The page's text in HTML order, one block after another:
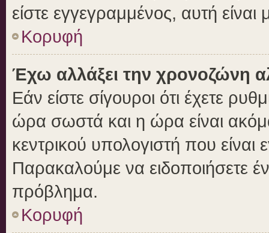
είστε εγγεγραμμένος, αυτή είναι
Κορυφή
Έχω αλλάξει την χρονοζώνη
Εάν είστε σίγουροι ότι έχετε
ώρα σωστά και η ώρα είναι
κεντρικού υπολογιστή που
Παρακαλούμε να ειδοποιήσετε
πρόβλημα.
Κορυφή